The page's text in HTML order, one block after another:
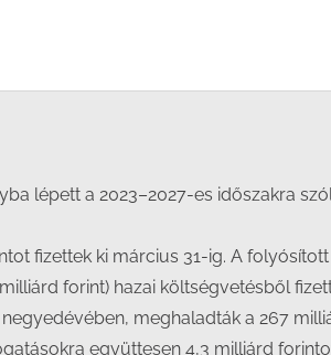
lépett a 2023–2027-es időszakra
fizettek ki március 31-ig. A
forint) hazai költségvetésből
meghaladták a 267
együttesen 4,3 milliárd